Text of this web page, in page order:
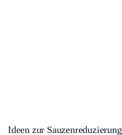
Ideen zur Sauzenreduzierung